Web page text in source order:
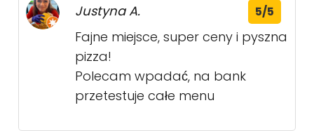
Justyna A. 5/5
Fajne miejsce, super ceny i pyszna
pizza!
Polecam wpadać, na bank
przetestuje całe menu